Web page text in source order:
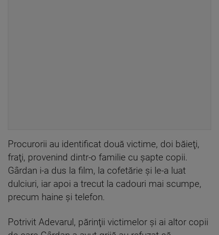
Procurorii au identificat două victime, doi băieţi,
fraţi, provenind dintr-o familie cu şapte copii.
Gârdan i-a dus la film, la cofetărie şi le-a luat
dulciuri, iar apoi a trecut la cadouri mai scumpe,
precum haine și telefon.
Potrivit Adevarul, părinţii victimelor și ai altor copii